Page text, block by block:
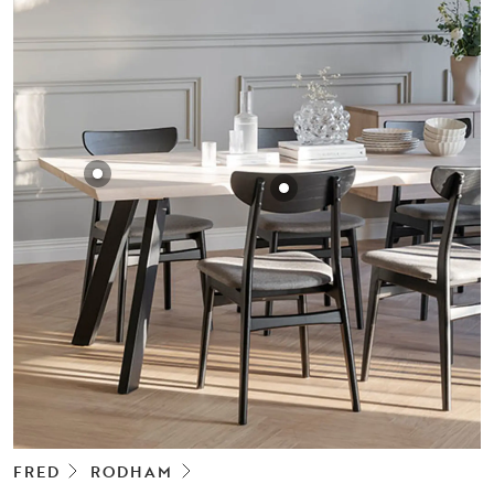
FRED RODHAM